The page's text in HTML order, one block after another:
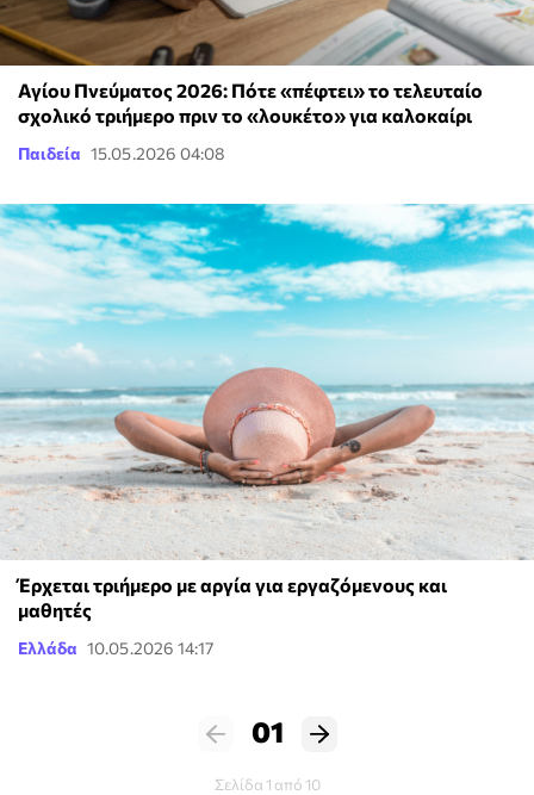
Αγίου Πνεύματος 2026: Πότε «πέφτει» το τελευταίο
σχολικό τριήμερο πριν το «λουκέτο» για καλοκαίρι
Παιδεία 15.05.2026 04:08
Έρχεται τριήμερο με αργία για εργαζόμενους και
μαθητές
Ελλάδα 10.05.2026 14:17
01
Σελίδα 1 από 10